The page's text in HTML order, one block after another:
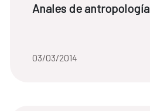
News title:
Anales de antropología
Date of the news::
03/03/2014